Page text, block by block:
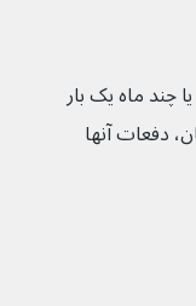
چند ماه یک بار
دفعات آنها